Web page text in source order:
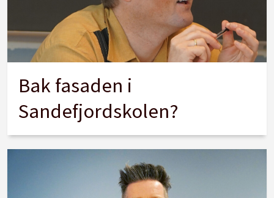
Bak fasaden i
Sandefjordskolen?